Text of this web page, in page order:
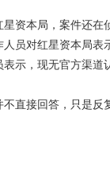
资本局，案件还在
员对红星资本局
示，现无官方渠道
直接回答，只是